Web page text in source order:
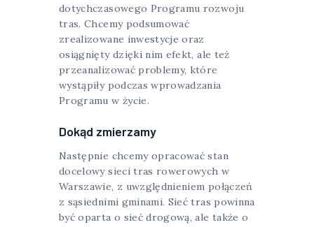
dotychczasowego Programu rozwoju
tras. Chcemy podsumować
zrealizowane inwestycje oraz
osiągnięty dzięki nim efekt, ale też
przeanalizować problemy, które
wystąpiły podczas wprowadzania
Programu w życie.
Dokąd zmierzamy
Następnie chcemy opracować stan
docelowy sieci tras rowerowych w
Warszawie, z uwzględnieniem połączeń
z sąsiednimi gminami. Sieć tras powinna
być oparta o sieć drogową, ale także o